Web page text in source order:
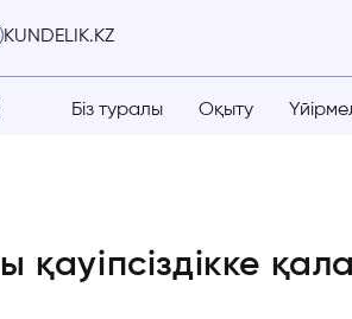
KUNDELIK.KZ
Біз туралы Оқыту
қауіпсіздікке